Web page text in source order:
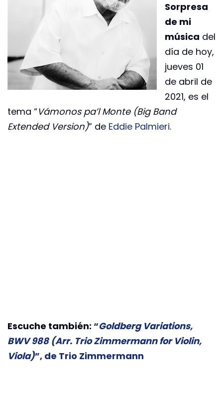
Sorpresa
de mi
música del
día de hoy,
jueves 01
de abril de
2021, es el
tema “Vámonos pa’l Monte (Big Band
Extended Version)” de Eddie Palmieri.
Escuche también: “Goldberg Variations,
BWV 988 (Arr. Trio Zimmermann for Violin,
Viola)”, de Trio Zimmermann